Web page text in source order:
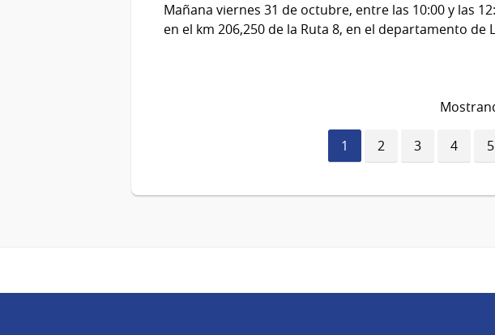
Mañana viernes 31 de octubre, entre las 10:00 y las
en el km 206,250 de la Ruta 8, en el departamento de
Página
actual
1 Página
2 Página
3 Página
4 5